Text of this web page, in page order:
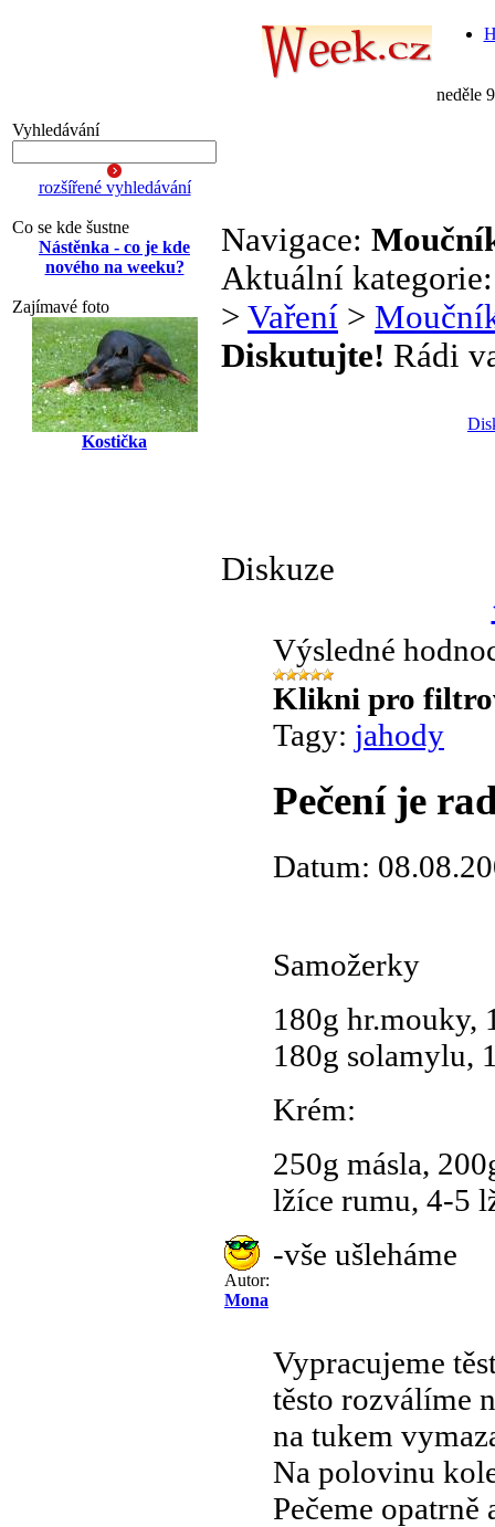
neděle
Vyhledávání
rozšířené vyhledávání
Co se kde šustne
Nástěnka - co je kde
nového na weeku?
Zajímavé foto
Kostička
Navigace:
Aktuální
> Vaření >
Diskutujte! Rádi
Diskuze
Autor:
Mona
Výsledné
Klikni pro
Tagy: jahody
Pečení je
Datum:
Samožerky
180g hr.mouky,
180g solamylu,
Krém:
250g másla,
lžíce rumu, 4-5
-vše ušleháme
Vypracujeme
těsto rozválíme
na tukem
Na polovinu
Pečeme opatrně